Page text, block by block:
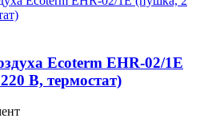
Ecoterm EHR-02/1E
В, термостат)